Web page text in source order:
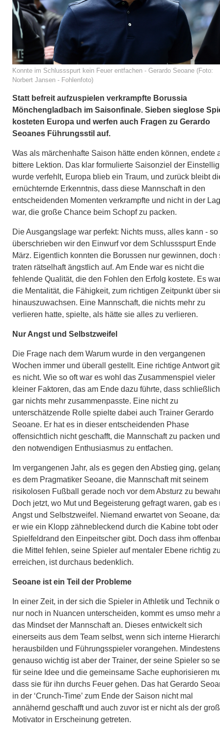
Konnte im Schlussspurt kein Feuer entfachen - Gerardo Seoane (Foto:
Norbert Jansen - Fohlenfoto)
Statt befreit aufzuspielen verkrampfte Borussia
Mönchengladbach im Saisonfinale. Sieben sieglose
kosteten Europa und werfen auch Fragen zu Gerardo
Seoanes Führungsstil auf.
Was als märchenhafte Saison hätte enden können, endete
bittere Lektion. Das klar formulierte Saisonziel der
wurde verfehlt, Europa blieb ein Traum, und zurück bleibt
ernüchternde Erkenntnis, dass diese Mannschaft in den
entscheidenden Momenten verkrampfte und nicht in der
war, die große Chance beim Schopf zu packen.
Die Ausgangslage war perfekt: Nichts muss, alles kann - so
überschrieben wir den Einwurf vor dem Schlussspurt Ende
März. Eigentlich konnten die Borussen nur gewinnen, doch
traten rätselhaft ängstlich auf. Am Ende war es nicht die
fehlende Qualität, die den Fohlen den Erfolg kostete. Es
die Mentalität, die Fähigkeit, zum richtigen Zeitpunkt über
hinauszuwachsen. Eine Mannschaft, die nichts mehr zu
verlieren hatte, spielte, als hätte sie alles zu verlieren.
Nur Angst und Selbstzweifel
Die Frage nach dem Warum wurde in den vergangenen
Wochen immer und überall gestellt. Eine richtige Antwort
es nicht. Wie so oft war es wohl das Zusammenspiel vieler
kleiner Faktoren, das am Ende dazu führte, dass schließlich
gar nichts mehr zusammenpasste. Eine nicht zu
unterschätzende Rolle spielte dabei auch Trainer Gerardo
Seoane. Er hat es in dieser entscheidenden Phase
offensichtlich nicht geschafft, die Mannschaft zu packen und
den notwendigen Enthusiasmus zu entfachen.
Im vergangenen Jahr, als es gegen den Abstieg ging,
es dem Pragmatiker Seoane, die Mannschaft mit seinem
risikolosen Fußball gerade noch vor dem Absturz zu
Doch jetzt, wo Mut und Begeisterung gefragt waren, gab es
Angst und Selbstzweifel. Niemand erwartet von Seoane,
er wie ein Klopp zähnebleckend durch die Kabine tobt oder
Spielfeldrand den Einpeitscher gibt. Doch dass ihm
die Mittel fehlen, seine Spieler auf mentaler Ebene richtig
erreichen, ist durchaus bedenklich.
Seoane ist ein Teil der Probleme
In einer Zeit, in der sich die Spieler in Athletik und Technik
nur noch in Nuancen unterscheiden, kommt es umso mehr
das Mindset der Mannschaft an. Dieses entwickelt sich
einerseits aus dem Team selbst, wenn sich interne
herausbilden und Führungsspieler vorangehen. Mindestens
genauso wichtig ist aber der Trainer, der seine Spieler so
für seine Idee und die gemeinsame Sache euphorisieren
dass sie für ihn durchs Feuer gehen. Das hat Gerardo
in der ‘Crunch-Time’ zum Ende der Saison nicht mal
annähernd geschafft und auch zuvor ist er nicht als der
Motivator in Erscheinung getreten.